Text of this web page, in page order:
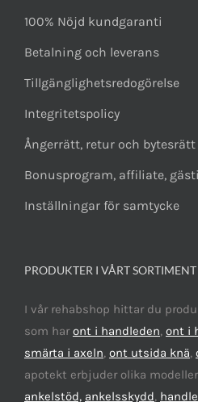
100% Nöjd kundgaranti
Betalning och leverans
Tillgänglighetsredogörelse
Integritetspolicy
Ångerrätt, retur och bytesrätt
Bonusprogram, affiliate,
Inställningar för samtycke
PRODUKTER I VÅRT SORTIMENT
I vår rehabshop hittar du
som haront i handleden, ont i
smärta i axeln, ont utsida knä,
apotekt erbjuder olika
ankelstöd, ankelsskydd,